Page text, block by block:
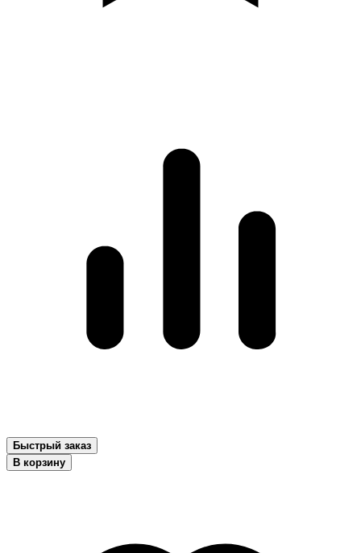
Быстрый заказ
В корзину